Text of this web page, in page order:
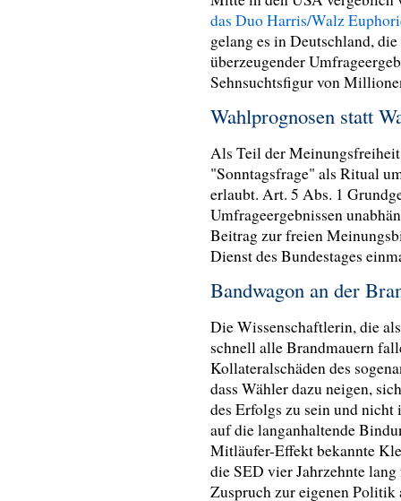
das Duo Harris/Walz
gelang es in Deutschland, die
überzeugender
Sehnsuchtsfigur von
Wahlprognosen statt
Als Teil der
"Sonntagsfrage" als Ritual
erlaubt. Art. 5 Abs. 1
Umfrageergebnissen
Beitrag zur freien
Dienst des Bundestages
Bandwagon an der
Die Wissenschaftlerin, die
schnell alle Brandmauern
Kollateralschäden des
dass Wähler dazu neigen,
des Erfolgs zu sein und
auf die langanhaltende
Mitläufer-Effekt bekannte
die SED vier Jahrzehnte lang
Zuspruch zur eigenen